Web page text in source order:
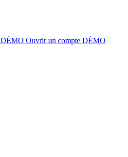
DÉMO Ouvrir un compte DÉMO